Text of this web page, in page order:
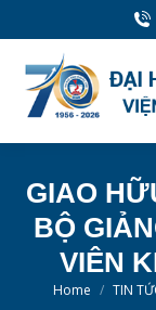
GIAO
BỘ
VIÊN
You are here:
Home TIN